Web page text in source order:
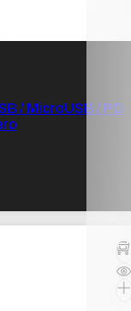
/ MicroUSB / PD